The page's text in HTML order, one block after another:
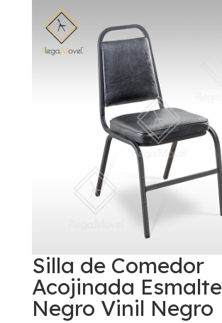
Silla de Comedor
Acojinada Esmalte
Negro Vinil Negro